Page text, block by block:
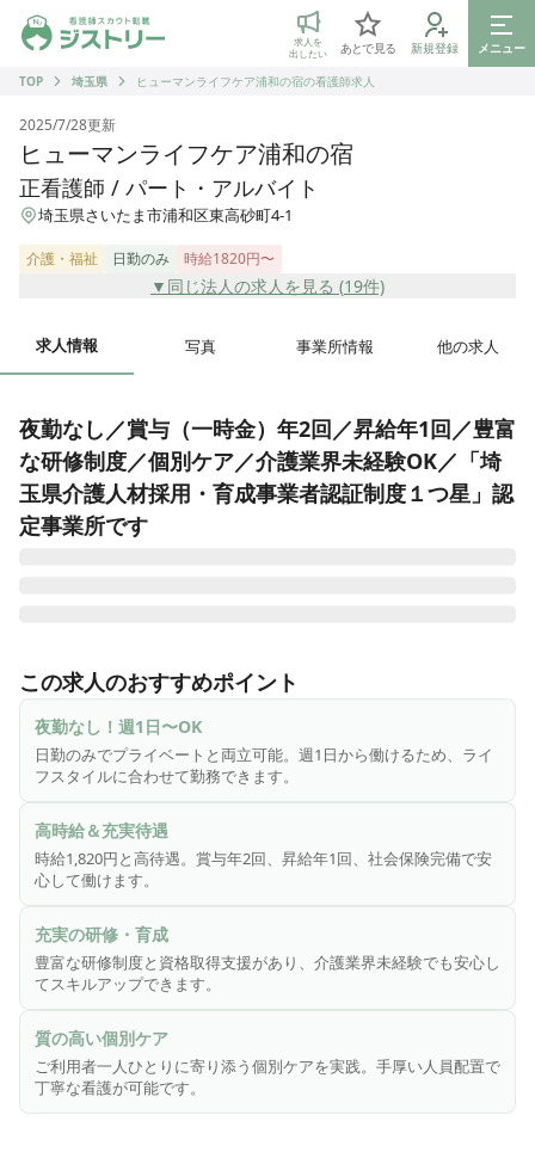
ジストリー 看護師の転職マッチング
求人を
出したい
あとで見る 新規登録
メニュー
TOP
埼玉県 ヒューマンライフケア浦和の宿の看護師求人
2025/7/28更新
ヒューマンライフケア浦和の宿
正看護師 / パート・アルバイト
埼玉県さいたま市浦和区東高砂町4-1
介護・福祉 日勤のみ 時給1820円〜
▼同じ法人の求人を見る (19件)
求人情報 写真 事業所情報 他の求人
夜勤なし／賞与（一時金）年2回／昇給年1回／豊富
な研修制度／個別ケア／介護業界未経験OK／「埼
玉県介護人材採用・育成事業者認証制度１つ星」認
定事業所です
住み慣れたご自宅・環境での生活を続けていく為の支援事業
所です
ご利用者一人ひとりに寄り添い、ゆっくりと密に関わること
ができます
・ご利用者の健康管理、服薬管理
・点滴や胃ろう、経管栄養などの管理
・傷や褥瘡(床ずれ)、インシュリン注射などの医療的処置
・往診医との連携
・通院介助
・介護業務の補助
・ご利用者やご家族への相談援助
など
▼職場環境
※スタッフ数は原則ご利用者3名に対し1名の配置
※ご利用者数は25～29名で下記3つのケアサービスを提供し
ます
この求人のおすすめポイント
夜勤なし！週1日〜OK
日勤のみでプライベートと両立可能。週1日から働けるため、ライ
フスタイルに合わせて勤務できます。
高時給＆充実待遇
時給1,820円と高待遇。賞与年2回、昇給年1回、社会保険完備で安
心して働けます。
充実の研修・育成
豊富な研修制度と資格取得支援があり、介護業界未経験でも安心し
てスキルアップできます。
質の高い個別ケア
ご利用者一人ひとりに寄り添う個別ケアを実践。手厚い人員配置で
丁寧な看護が可能です。